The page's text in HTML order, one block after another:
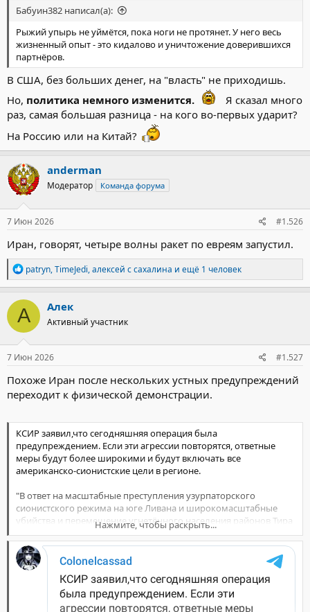
Бабуин382 написал(а):
Рыжий упырь не уймётся, пока ноги не протянет. У него весь
жизненный опыт - это кидалово и уничтожение доверившихся
партнёров.
В США, без больших денег, на "власть" не приходишь.
Но, политика немного изменится.
Я сказал много
раз, самая большая разница - на кого во-первых ударит?
На Россию или на Китай?
anderman
Модератор Команда форума
7 Июн 2026 #1.526
Иран, говорят, четыре волны ракет по евреям запустил.
Р
е
а
к
ц
и
и
:
patryn,TimeJedi,алексей с сахалина и ещё 1 человек
А Алек
Активный участник
7 Июн 2026 #1.527
Похоже Иран после нескольких устных предупреждений
переходит к физической демонстрации.
КСИР заявил,что сегодняшняя операция была
предупреждением. Если эти агрессии повторятся, ответные
меры будут более широкими и будут включать все
американско-сионистские цели в регионе.
"В ответ на масштабные преступления узурпаторского
сионистского режима на юге Ливана и широкомасштабные
убийства и перемещение угнетённого населения районов Тира
и Набатии, а также других районов, включая южный пригород
Бейрута, авиабаза Рамат-Давид, источник этих агрессий, была
атакована баллистическими ракетами Военно-воздушных сил
КСИР.
Наше согласие на прекращение огня 8 апреля было
обусловлено прекращением огня на всех фронтах; однако, как
Нажмите, чтобы раскрыть...